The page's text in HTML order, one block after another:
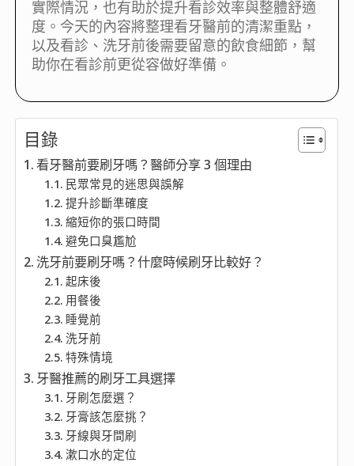
實際情況，也有助於提升看診效率與整體舒適
度。今天的內容將整理看牙醫前的清潔重點，
以及看診、洗牙前後需要留意的飲食細節，幫
助你在看診前更從容做好準備。
目錄
看牙醫前要刷牙嗎？醫師分享 3 個理由
民眾常見的迷思與誤解
提升診斷準確度
縮短你的張口時間
避免口臭尷尬
洗牙前要刷牙嗎？什麼時候刷牙比較好？
起床後
用餐後
睡覺前
洗牙前
特殊情境
牙醫推薦的刷牙工具選擇
牙刷怎麼選？
牙膏該怎麼挑？
牙線與牙間刷
漱口水的定位